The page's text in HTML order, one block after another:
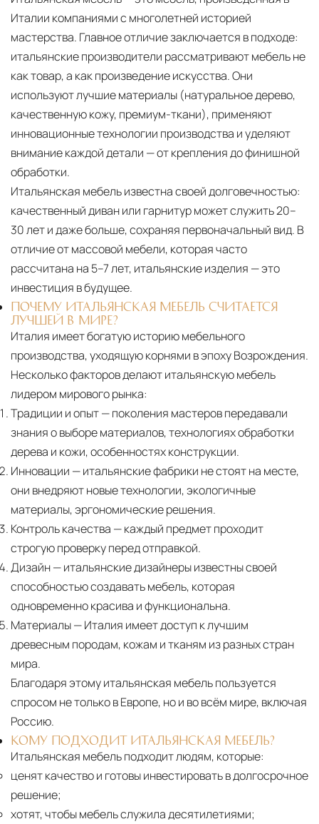
Италии компаниями с многолетней историей
мастерства. Главное отличие заключается в подходе:
итальянские производители рассматривают мебель не
как товар, а как произведение искусства. Они
используют лучшие материалы (натуральное дерево,
качественную кожу, премиум-ткани), применяют
инновационные технологии производства и уделяют
внимание каждой детали — от крепления до финишной
обработки.
Итальянская мебель известна своей долговечностью:
качественный диван или гарнитур может служить 20–
30 лет и даже больше, сохраняя первоначальный вид. В
отличие от массовой мебели, которая часто
рассчитана на 5–7 лет, итальянские изделия — это
инвестиция в будущее.
ПОЧЕМУ ИТАЛЬЯНСКАЯ МЕБЕЛЬ СЧИТАЕТСЯ
ЛУЧШЕЙ В МИРЕ?
Италия имеет богатую историю мебельного
производства, уходящую корнями в эпоху Возрождения.
Несколько факторов делают итальянскую мебель
лидером мирового рынка:
Традиции и опыт— поколения мастеров передавали
знания о выборе материалов, технологиях обработки
дерева и кожи, особенностях конструкции.
Инновации — итальянские фабрики не стоят на месте,
они внедряют новые технологии, экологичные
материалы, эргономические решения.
Контроль качества — каждый предмет проходит
строгую проверку перед отправкой.
Дизайн— итальянские дизайнеры известны своей
способностью создавать мебель, которая
одновременно красива и функциональна.
Материалы— Италия имеет доступ к лучшим
древесным породам, кожам и тканям из разных стран
мира.
Благодаря этому итальянская мебель пользуется
спросом не только в Европе, но и во всём мире, включая
Россию.
КОМУ ПОДХОДИТ ИТАЛЬЯНСКАЯ МЕБЕЛЬ?
Итальянская мебель подходит людям, которые:
ценят качество и готовы инвестировать в долгосрочное
решение;
хотят, чтобы мебель служила десятилетиями;